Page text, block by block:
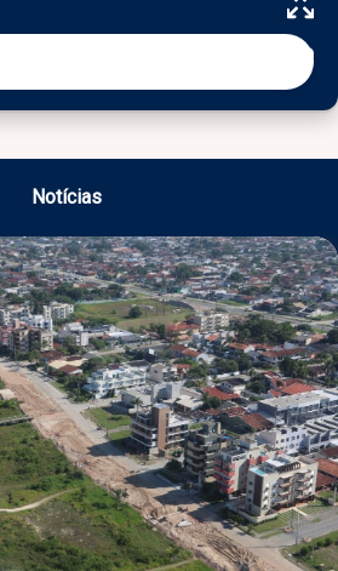
Notícias